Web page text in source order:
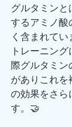
グルタミン
するアミノ酸
く含まれてい
トレーニン
際グルタミン
がありこれ
の効果をさら
す。🤝